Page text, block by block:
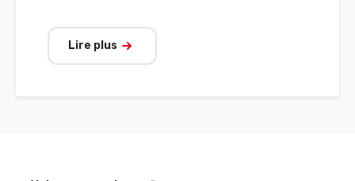
Lire plus